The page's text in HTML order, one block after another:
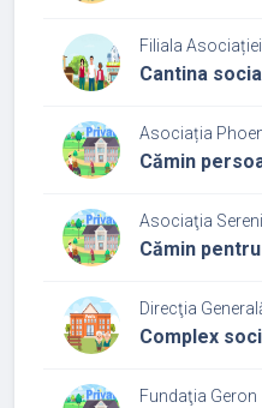
Filiala
Cantina
Asociația
Cămin
Asociaţia
Cămin
Direcţia
Complex
Fundaţia Geron